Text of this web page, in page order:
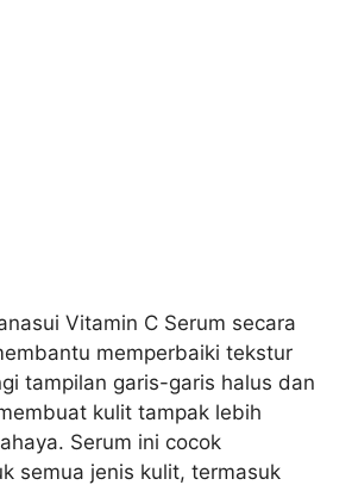
Vitamin C Serum secara
memperbaiki tekstur
tampilan garis-garis halus dan
kulit tampak lebih
Serum ini cocok
semua jenis kulit, termasuk